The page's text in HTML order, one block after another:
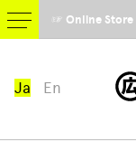
Ja En
☞ Online Store